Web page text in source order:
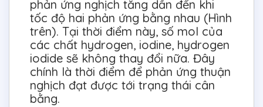
phản ứng nghịch tăng dần đến khi
tốc độ hai phản ứng bằng nhau (Hình
trên). Tại thời điểm này, số mol của
các chất hydrogen, iodine, hydrogen
iodide sẽ không thay đổi nữa. Đây
chính là thời điểm để phản ứng thuận
nghịch đạt được tới trạng thái cân
bằng.